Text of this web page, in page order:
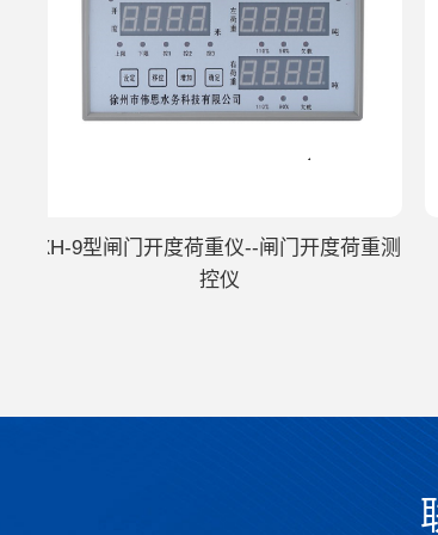
XH-9型闸门开度荷重仪--闸门开度荷重测
控仪